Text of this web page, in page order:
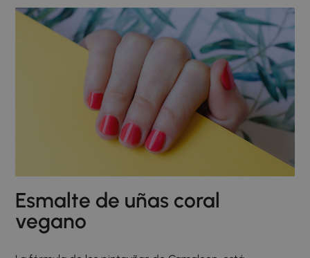
Esmalte de uñas coral
vegano